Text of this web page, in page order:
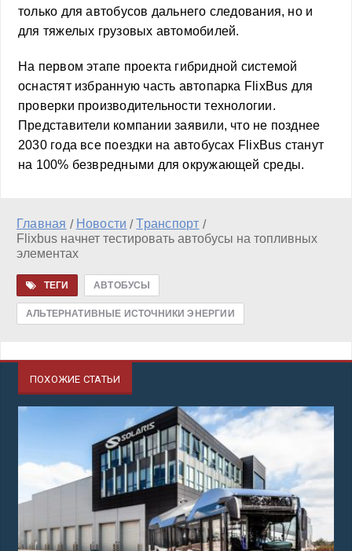
только для автобусов дальнего следования, но и
для тяжелых грузовых автомобилей.
На первом этапе проекта гибридной системой
оснастят избранную часть автопарка FlixBus для
проверки производительности технологии.
Представители компании заявили, что не позднее
2030 года все поездки на автобусах FlixBus станут
на 100% безвредными для окружающей среды.
Главная / Новости /Транспорт /
Flixbus начнет тестировать автобусы на топливных
элементах
ТЕГИ АВТОБУСЫ
АЛЬТЕРНАТИВНЫЕ ИСТОЧНИКИ ЭНЕРГИИ
ПОХОЖИЕ СТАТЬИ